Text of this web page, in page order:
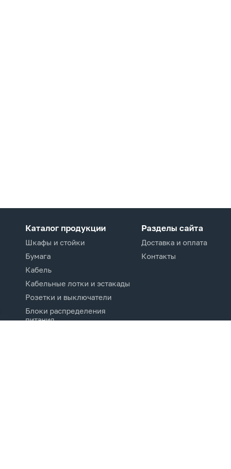
Каталог продукции
Шкафы и стойки
Бумага
Кабель
Кабельные лотки и эстакады
Розетки и выключатели
Блоки распределения
питания
Разделы сайта
Доставка и оплата
Контакты